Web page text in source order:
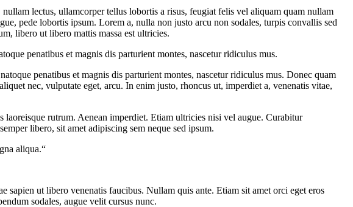
lectus, ullamcorper tellus lobortis a risus, feugiat felis vel aliquam quam nullam
pede lobortis ipsum. Lorem a, nulla non justo arcu non sodales, turpis convallis sed
libero ut libero mattis massa est ultricies.
penatibus et magnis dis parturient montes, nascetur ridiculus mus.
penatibus et magnis dis parturient montes, nascetur ridiculus mus. Donec quam
nec, vulputate eget, arcu. In enim justo, rhoncus ut, imperdiet a, venenatis vitae,
rutrum. Aenean imperdiet. Etiam ultricies nisi vel augue. Curabitur
libero, sit amet adipiscing sem neque sed ipsum.
aliqua.“
ut libero venenatis faucibus. Nullam quis ante. Etiam sit amet orci eget eros
sodales, augue velit cursus nunc.